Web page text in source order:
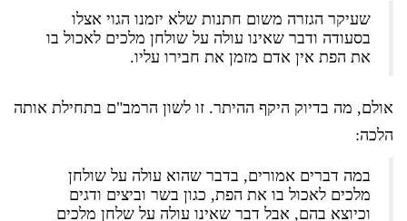
שעיקר הגזרה משום חתנות שלא יזמנו הגוי אצלו
בסעודה ודבר שאינו עולה על שולחן מלכים לאכול בו
את הפת אין אדם מזמן את חבירו עליו.
אולם, מה בדיוק היקף ההיתר. זו לשון הרמב"ם בתחילת אותה
הלכה:
במה דברים אמורים, בדבר שהוא עולה על שולחן
מלכים לאכול בו את הפת, כגון בשר וביצים ודגים
וכיוצא בהם, אבל דבר שאינו עולה על שלחן מלכים